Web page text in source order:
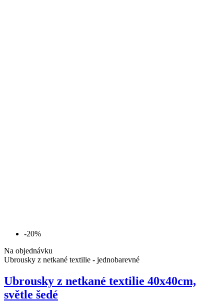
-20%
Na objednávku
Ubrousky z netkané textilie - jednobarevné
Ubrousky z netkané textilie 40x40cm,
světle šedé